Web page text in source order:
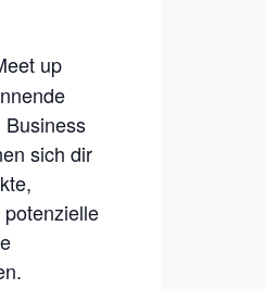
up
Business
sich dir